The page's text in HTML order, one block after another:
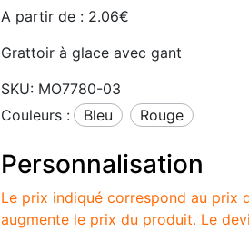
A partir de : 2.06€
Grattoir à glace avec gant
SKU: MO7780-03
Couleurs :
bleu rouge
Personnalisation
Le prix indiqué correspond au prix
augmente le prix du produit. Le